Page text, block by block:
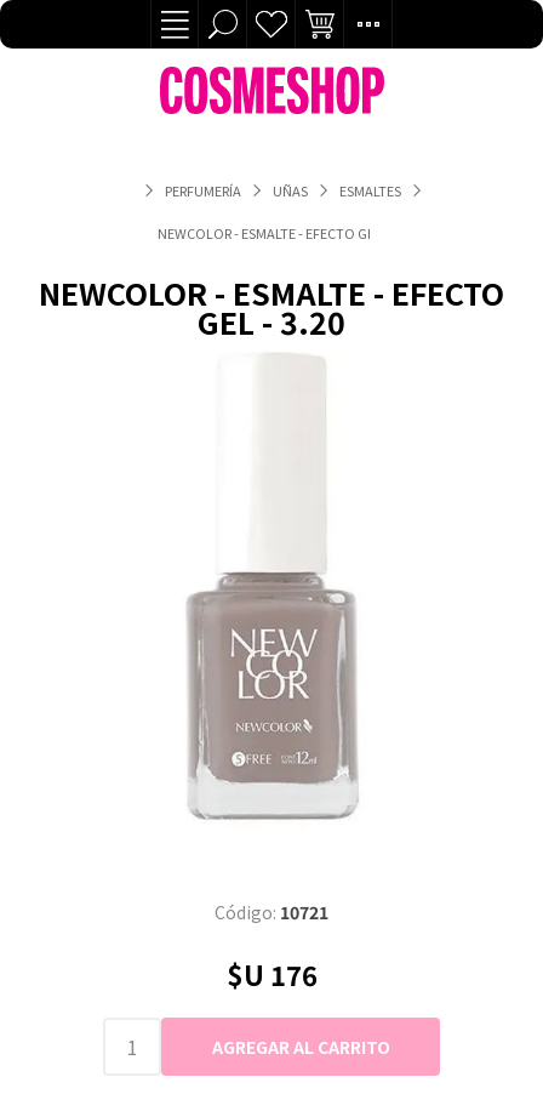
PERFUMERÍA UÑAS ESMALTES
NEWCOLOR - ESMALTE - EFECTO GEL - 3.20
NEWCOLOR - ESMALTE - EFECTO
GEL - 3.20
Código: 10721
$U 176